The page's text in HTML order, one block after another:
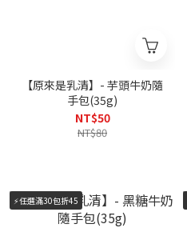
【原來是乳清】- 芋頭牛奶隨
手包(35g)
NT$50
NT$80
⚡️任選滿30包折45